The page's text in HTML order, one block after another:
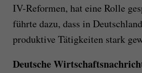
IV-Reformen, hat eine Rolle
führte dazu, dass in
produktive Tätigkeiten stark
Deutsche